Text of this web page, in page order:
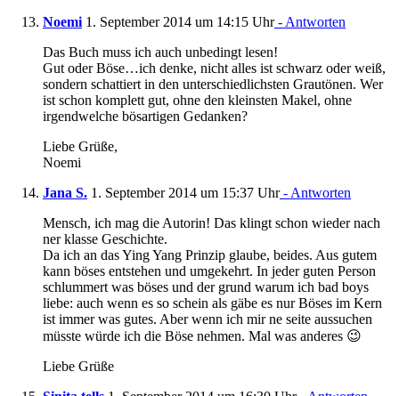
Noemi 1. September 2014 um 14:15 Uhr- Antworten
Das Buch muss ich auch unbedingt lesen!
Gut oder Böse…ich denke, nicht alles ist schwarz oder weiß,
sondern schattiert in den unterschiedlichsten Grautönen. Wer
ist schon komplett gut, ohne den kleinsten Makel, ohne
irgendwelche bösartigen Gedanken?
Liebe Grüße,
Noemi
Jana S. 1. September 2014 um 15:37 Uhr- Antworten
Mensch, ich mag die Autorin! Das klingt schon wieder nach
ner klasse Geschichte.
Da ich an das Ying Yang Prinzip glaube, beides. Aus gutem
kann böses entstehen und umgekehrt. In jeder guten Person
schlummert was böses und der grund warum ich bad boys
liebe: auch wenn es so schein als gäbe es nur Böses im Kern
ist immer was gutes. Aber wenn ich mir ne seite aussuchen
müsste würde ich die Böse nehmen. Mal was anderes 😉
Liebe Grüße